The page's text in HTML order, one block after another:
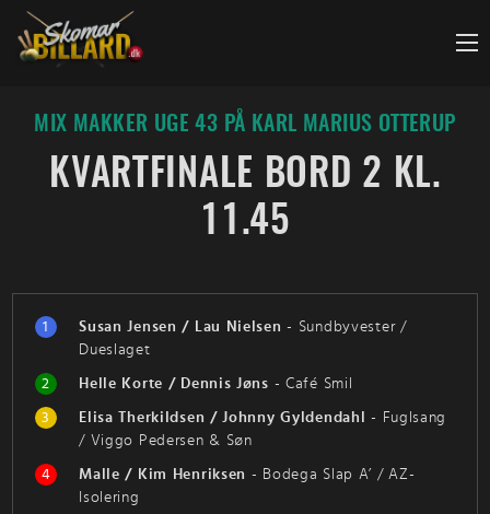
Fortsæt
indhold
MIX MAKKER UGE 43 PÅ KARL MARIUS OTTERUP
KVARTFINALE BORD 2 KL.
11.45
1 Susan Jensen / Lau Nielsen - Sundbyvester /
Dueslaget
2
Helle Korte / Dennis Jøns - Café Smil
3
Elisa Therkildsen / Johnny Gyldendahl - Fuglsang
/ Viggo Pedersen & Søn
4
Malle / Kim Henriksen - Bodega Slap A’ / AZ-
Isolering